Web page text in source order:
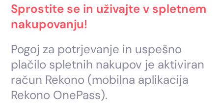
Sprostite se in uživajte v spletnem
nakupovanju!
Pogoj za potrjevanje in uspešno
plačilo spletnih nakupov je aktiviran
račun Rekono (mobilna aplikacija
Rekono OnePass).